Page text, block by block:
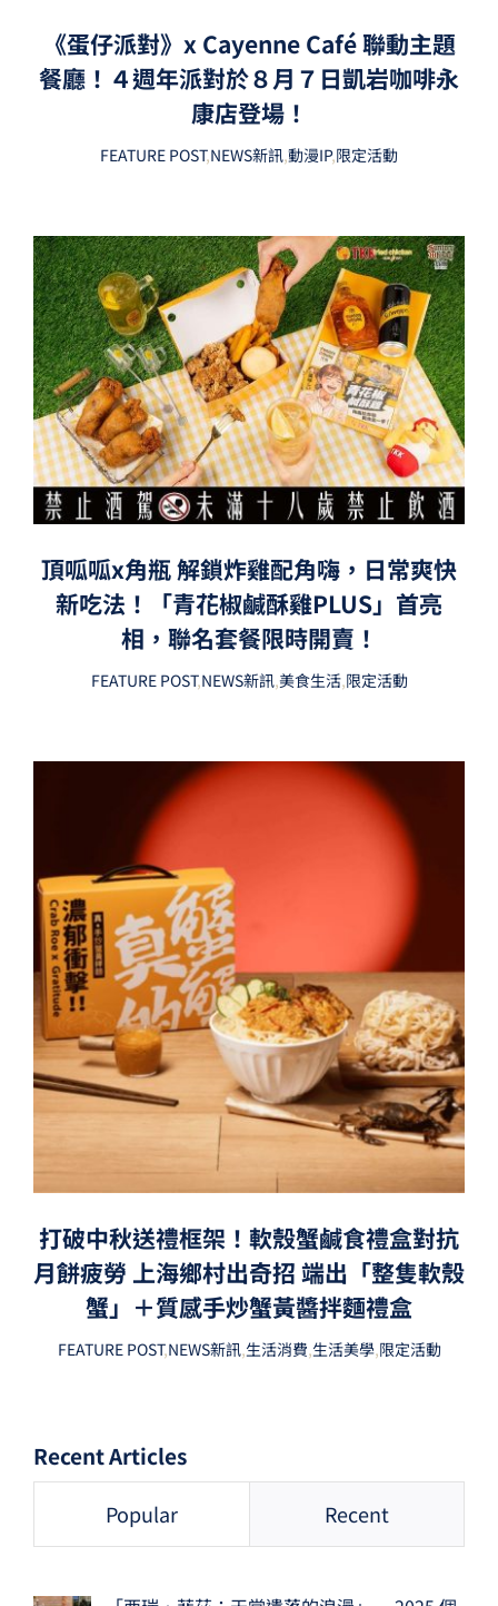
《蛋仔派對》x Cayenne Café 聯動主題
餐廳！４週年派對於８月７日凱岩咖啡永
康店登場！
FEATURE POST,NEWS新訊,動漫IP,限定活動
頂呱呱x角瓶 解鎖炸雞配角嗨，日常爽快
新吃法！「青花椒鹹酥雞PLUS」首亮
相，聯名套餐限時開賣！
FEATURE POST,NEWS新訊,美食生活,限定活動
打破中秋送禮框架！軟殼蟹鹹食禮盒對抗
月餅疲勞 上海鄉村出奇招 端出「整隻軟殼
蟹」＋質感手炒蟹黃醬拌麵禮盒
FEATURE POST,NEWS新訊,生活消費,生活美學,限定活動
Recent Articles
Popular Recent